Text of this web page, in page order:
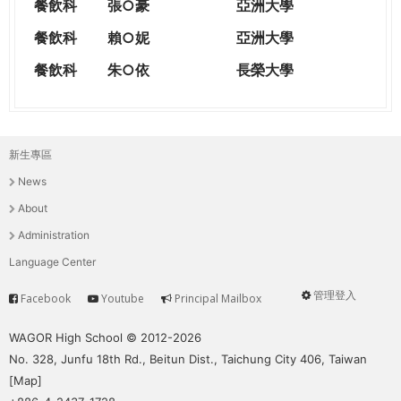
餐飲科 張○豪
亞洲大學
餐飲科
賴○妮
亞洲大學
餐飲科
朱○依 長榮大學
主
選
單
新生專區
News
About
Administration
Language Center
User
管理登入
Service
Facebook Youtube Principal Mailbox
WAGOR High School © 2012-2026
No. 328, Junfu 18th Rd., Beitun Dist., Taichung City 406, Taiwan
[Map]